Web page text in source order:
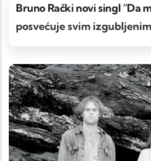
Bruno Rački novi singl “Da
posvećuje svim